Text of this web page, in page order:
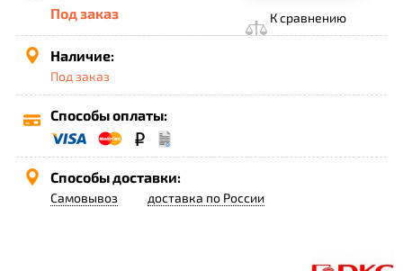
Под заказ К сравнению
Наличие:
Под заказ
Способы оплаты:
Способы доставки:
Самовывоз доставка по России